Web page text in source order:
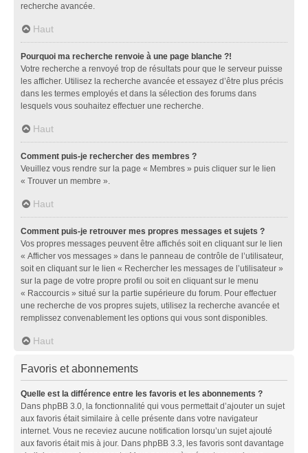
recherche avancée.
Haut
Pourquoi ma recherche renvoie à une page blanche ?!
Votre recherche a renvoyé trop de résultats pour que le serveur puisse
les afficher. Utilisez la recherche avancée et essayez d’être plus précis
dans les termes employés et dans la sélection des forums dans
lesquels vous souhaitez effectuer une recherche.
Haut
Comment puis-je rechercher des membres ?
Veuillez vous rendre sur la page « Membres » puis cliquer sur le lien
« Trouver un membre ».
Haut
Comment puis-je retrouver mes propres messages et sujets ?
Vos propres messages peuvent être affichés soit en cliquant sur le lien
« Afficher vos messages » dans le panneau de contrôle de l’utilisateur,
soit en cliquant sur le lien « Rechercher les messages de l’utilisateur »
sur la page de votre propre profil ou soit en cliquant sur le menu
« Raccourcis » situé sur la partie supérieure du forum. Pour effectuer
une recherche de vos propres sujets, utilisez la recherche avancée et
remplissez convenablement les options qui vous sont disponibles.
Haut
Favoris et abonnements
Quelle est la différence entre les favoris et les abonnements ?
Dans phpBB 3.0, la fonctionnalité qui vous permettait d’ajouter un sujet
aux favoris était similaire à celle présente dans votre navigateur
internet. Vous ne receviez aucune notification lorsqu’un sujet ajouté
aux favoris était mis à jour. Dans phpBB 3.3, les favoris sont davantage